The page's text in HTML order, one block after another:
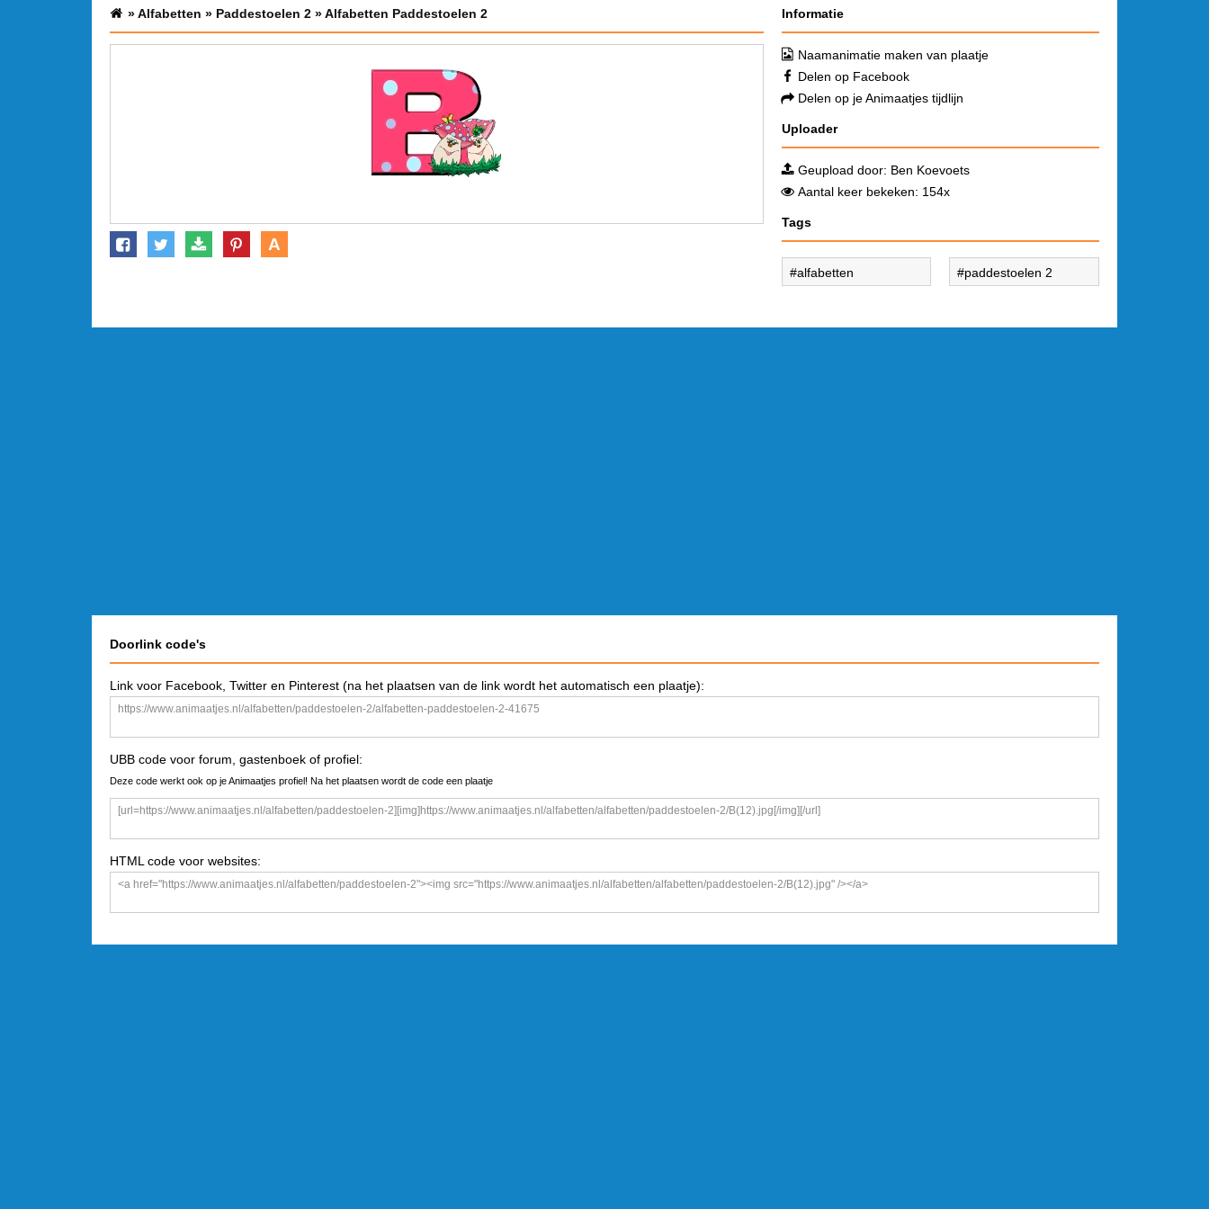
»Alfabetten » Paddestoelen 2 »Alfabetten Paddestoelen 2
A
Informatie
Naamanimatie maken van plaatje
Delen op Facebook
Delen op je Animaatjes tijdlijn
Uploader
Geupload door: Ben Koevoets
Aantal keer bekeken: 154x
Tags
alfabetten paddestoelen 2
Doorlink code's
Link voor Facebook, Twitter en Pinterest (na het plaatsen van de link wordt het automatisch een plaatje):
UBB code voor forum, gastenboek of profiel:
Deze code werkt ook op je Animaatjes profiel! Na het plaatsen wordt de code een plaatje
HTML code voor websites: